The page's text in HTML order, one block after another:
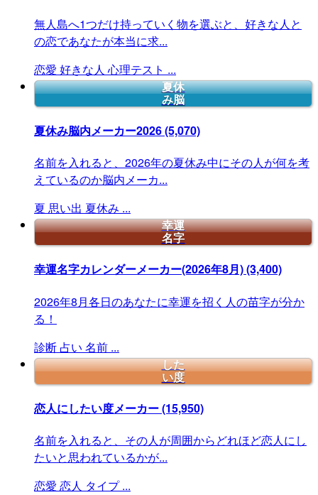
無人島へ1つだけ持っていく物を選ぶと、好きな人と
の恋であなたが本当に求...
恋愛 好きな人 心理テスト ...
夏休
み脳
夏休み脳内メーカー2026(5,070)
名前を入れると、2026年の夏休み中にその人が何を考
えているのか脳内メーカ...
夏 思い出 夏休み ...
幸運
名字
幸運名字カレンダーメーカー(2026年8月)(3,400)
2026年8月各日のあなたに幸運を招く人の苗字が分か
る！
診断 占い 名前 ...
した
い度
恋人にしたい度メーカー(15,950)
名前を入れると、その人が周囲からどれほど恋人にし
たいと思われているかが...
恋愛 恋人 タイプ ...